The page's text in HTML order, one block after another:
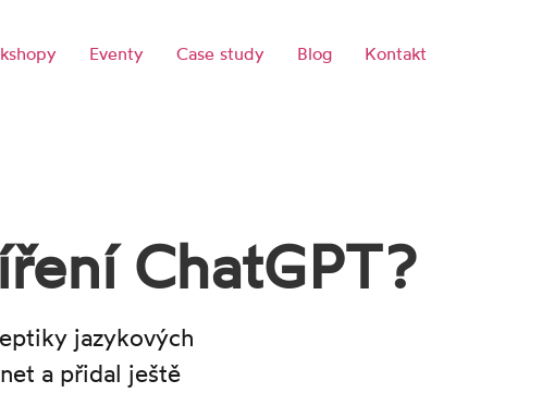
Eventy Case study Blog Kontakt
ChatGPT?
jazykových
a přidal ještě